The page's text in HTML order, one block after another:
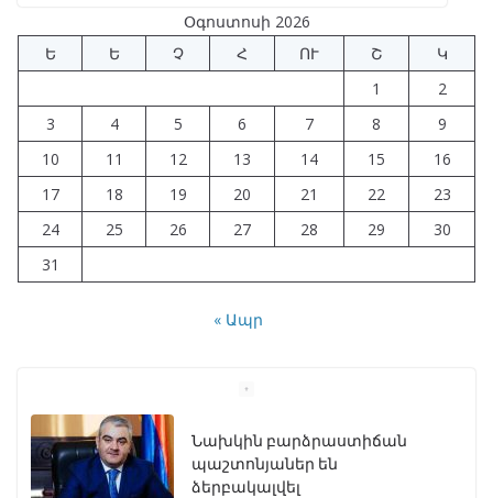
Օգոստոսի 2026
Ե
Ե Չ Հ ՈՒ Շ
Կ
1
2
3
4 5 6 7 8
9
10
11 12 13 14 15
16
17
18 19 20 21 22
23
24
25 26 27 28 29
30
31
« Ապր
Նախկին բարձրաստիճան
պաշտոնյաներ են
ձերբակալվել